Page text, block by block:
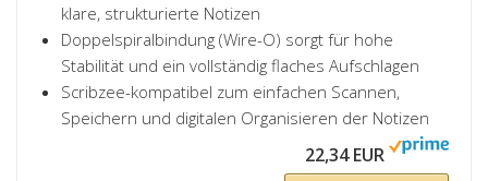
klare, strukturierte Notizen
Doppelspiralbindung (Wire-O) sorgt für hohe
Stabilität und ein vollständig flaches Aufschlagen
Scribzee-kompatibel zum einfachen Scannen,
Speichern und digitalen Organisieren der Notizen
22,34 EUR